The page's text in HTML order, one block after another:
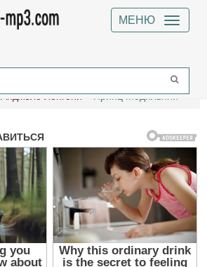
МЕНЮ
Анджело Лонгони Принц Модильяни